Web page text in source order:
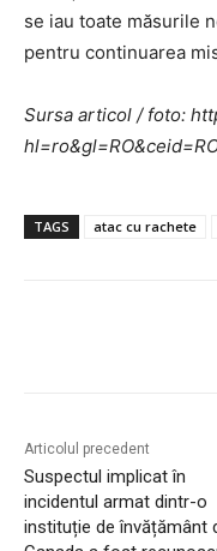
se iau toate măsurile
pentru continuarea
Sursa articol / foto:
TAGS atac cu rachete
Articolul precedent
Suspectul implicat în
incidentul armat dintr-o
instituție de învățământ